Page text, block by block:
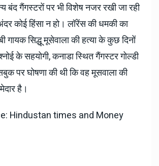
बंद गैंगस्टरों पर भी विशेष नजर रखी जा रही
कोई हिंसा न हो। लॉरेंस की धमकी का
गायक सिद्धू मूसेवाला की हत्या के कुछ दिनों
के सहयोगी, कनाडा स्थित गैंगस्टर गोल्डी
पर घोषणा की थी कि वह मूसवाला की
है।
Hindustan times and Money